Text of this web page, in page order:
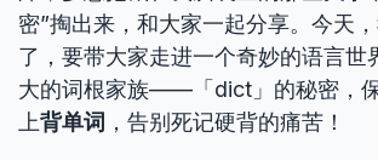
密”掏出来，和大家一起分享。今天
了，要带大家走进一个奇妙的语言世
大的词根家族——「dict」的秘密，
上背单词 ，告别死记硬背的痛苦！